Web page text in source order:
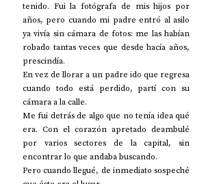
tenido. Fui la fotógrafa de mis hijos por
años, pero cuando mi padre entró al asilo
ya vivía sin cámara de fotos: me las habían
robado tantas veces que desde hacía años,
prescindía.
En vez de llorar a un padre ido que regresa
cuando todo está perdido, partí con su
cámara a la calle.
Me fui detrás de algo que no tenía idea qué
era. Con el corazón apretado deambulé
por varios sectores de la capital, sin
encontrar lo que andaba buscando.
Pero cuando llegué, de inmediato sospeché